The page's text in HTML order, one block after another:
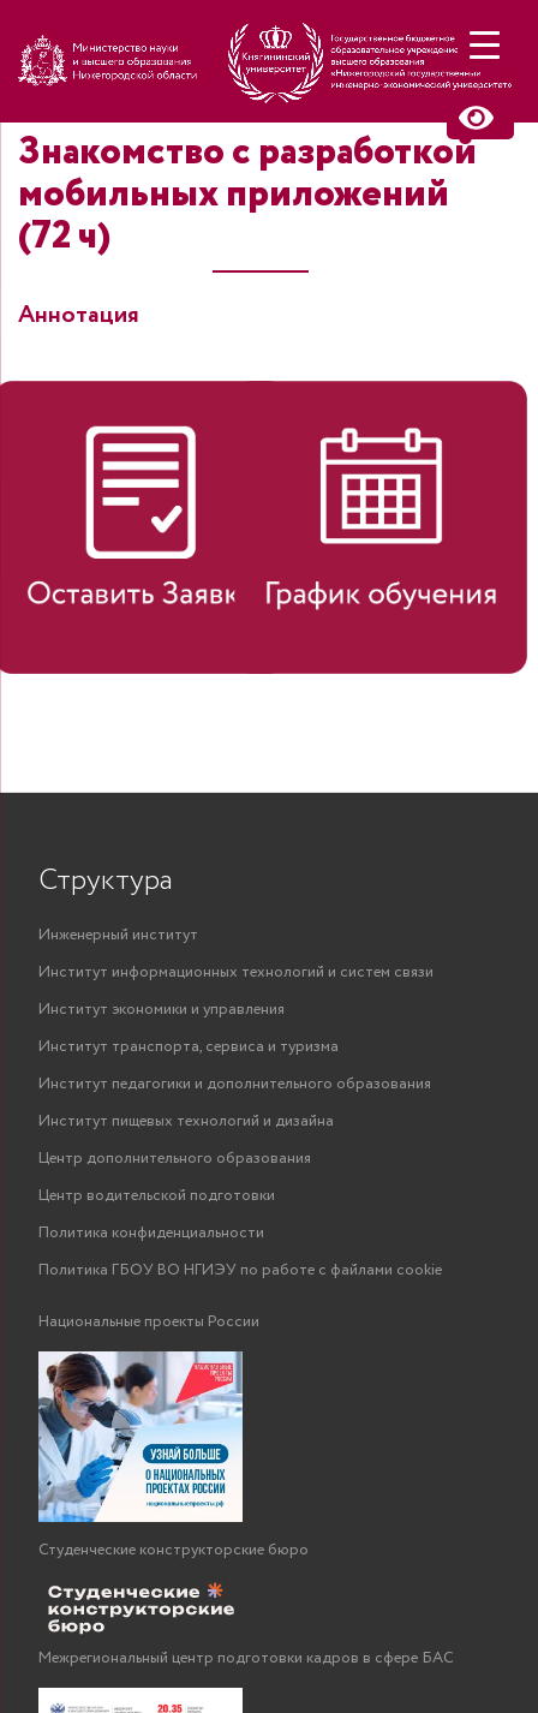
Знакомство с разработкой
мобильных приложений
(72 ч)
Аннотация
Структура
Инженерный институт
Институт информационных технологий и систем связи
Институт экономики и управления
Институт транспорта, сервиса и туризма
Институт педагогики и дополнительного образования
Институт пищевых технологий и дизайна
Центр дополнительного образования
Центр водительской подготовки
Политика конфиденциальности
Политика ГБОУ ВО НГИЭУ по работе с файлами cookie
Национальные проекты России
Студенческие конструкторские бюро
Межрегиональный центр подготовки кадров в сфере БАС